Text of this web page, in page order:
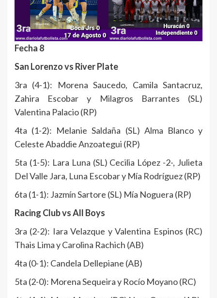
Fecha 8
San Lorenzo vs River Plate
3ra (4-1): Morena Saucedo, Camila Santacruz,
Zahira Escobar y Milagros Barrantes (SL)
Valentina Palacio (RP)
4ta (1-2): Melanie Saldaña (SL) Alma Blanco y
Celeste Abaddie Anzoategui (RP)
5ta (1-5): Lara Luna (SL) Cecilia López -2-, Julieta
Del Valle Jara, Luna Escobar y Mía Rodríguez (RP)
6ta (1-1): Jazmín Sartore (SL) Mía Noguera (RP)
Racing Club vs All Boys
3ra (2-2): Iara Velazque y Valentina Espinos (RC)
Thais Lima y Carolina Rachich (AB)
4ta (0-1): Candela Dellepiane (AB)
5ta (2-0): Morena Sequeira y Rocío Moyano (RC)